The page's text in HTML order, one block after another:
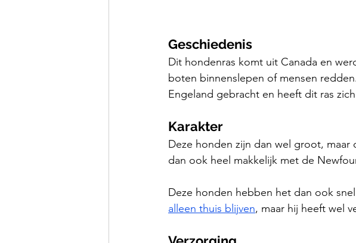
Geschiedenis
Dit hondenras komt uit Canada en
boten binnenslepen of mensen
Engeland gebracht en heeft dit ras
Karakter
Deze honden zijn dan wel groot,
dan ook heel makkelijk met de
Deze honden hebben het dan ook
alleen thuis blijven, maar hij heeft wel